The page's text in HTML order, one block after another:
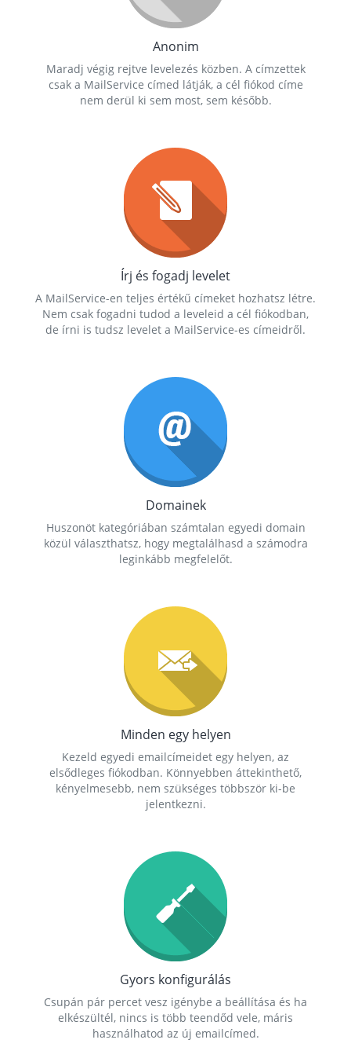
Anonim
Maradj végig rejtve levelezés közben. A címzettek
csak a MailService címed látják, a cél fiókod címe
nem derül ki sem most, sem később.
Írj és fogadj levelet
A MailService-en teljes értékű címeket hozhatsz létre.
Nem csak fogadni tudod a leveleid a cél fiókodban,
de írni is tudsz levelet a MailService-es címeidről.
Domainek
Huszonöt kategóriában számtalan egyedi domain
közül választhatsz, hogy megtalálhasd a számodra
leginkább megfelelőt.
Minden egy helyen
Kezeld egyedi emailcímeidet egy helyen, az
elsődleges fiókodban. Könnyebben áttekinthető,
kényelmesebb, nem szükséges többször ki-be
jelentkezni.
Gyors konfigurálás
Csupán pár percet vesz igénybe a beállítása és ha
elkészültél, nincs is több teendőd vele, máris
használhatod az új emailcímed.